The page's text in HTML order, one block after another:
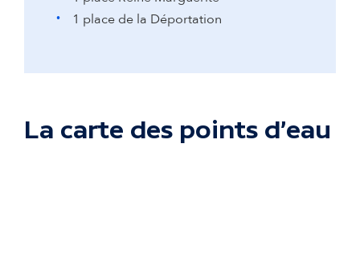
1 place de la Déportation
La carte des points d'eau